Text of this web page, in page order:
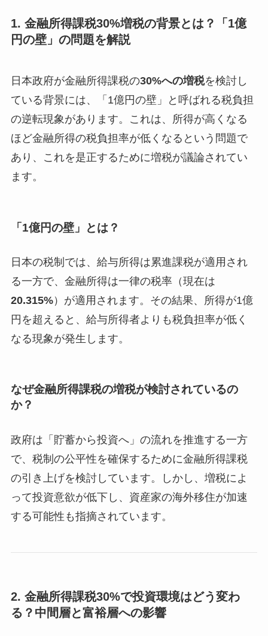
1. 金融所得課税30%増税の背景とは？「1億
円の壁」の問題を解説
日本政府が金融所得課税の30%への増税を検討し
ている背景には、「1億円の壁」と呼ばれる税負担
の逆転現象があります。これは、所得が高くなる
ほど金融所得の税負担率が低くなるという問題で
あり、これを是正するために増税が議論されてい
ます。
「1億円の壁」とは？
日本の税制では、給与所得は累進課税が適用され
る一方で、金融所得は一律の税率（現在は
20.315%）が適用されます。その結果、所得が1億
円を超えると、給与所得者よりも税負担率が低く
なる現象が発生します。
なぜ金融所得課税の増税が検討されているの
か？
政府は「貯蓄から投資へ」の流れを推進する一方
で、税制の公平性を確保するために金融所得課税
の引き上げを検討しています。しかし、増税によ
って投資意欲が低下し、資産家の海外移住が加速
する可能性も指摘されています。
2. 金融所得課税30%で投資環境はどう変わ
る？中間層と富裕層への影響